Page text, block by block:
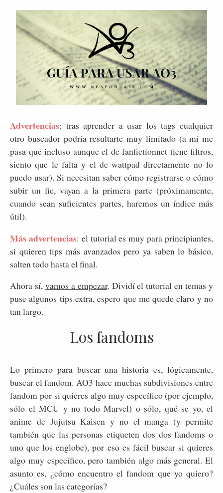
Advertencias: tras aprender a usar los tags cualquier
otro buscador podría resultarte muy limitado (a mí me
pasa que incluso aunque el de fanfictionnet tiene filtros,
siento que le falta y el de wattpad directamente no lo
puedo usar). Si necesitan saber cómo registrarse o cómo
subir un fic, vayan a la primera parte (próximamente,
cuando sean suficientes partes, haremos un índice más
útil).
Más advertencias: el tutorial es muy para principiantes,
si quieren tips más avanzados pero ya saben lo básico,
salten todo hasta el final.
Ahora sí, vamos a empezar. Dividí el tutorial en temas y
puse algunos tips extra, espero que me quede claro y no
tan largo.
Los fandoms
Lo primero para buscar una historia es, lógicamente,
buscar el fandom. AO3 hace muchas subdivisiones entre
fandom por si quieres algo muy específico (por ejemplo,
sólo el MCU y no todo Marvel) o sólo, qué se yo, el
anime de Jujutsu Kaisen y no el manga (y permite
también que las personas etiqueten dos dos fandoms o
uno que los englobe), por eso es fácil buscar si quieres
algo muy específico, pero también algo más general. El
asunto es, ¿cómo encuentro el fandom que yo quiero?
¿Cuáles son las categorías?